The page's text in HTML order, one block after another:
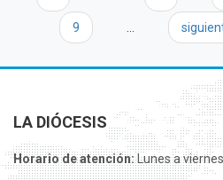
9
LA DIÓCESIS
Horario de atención:Lunes a viernes